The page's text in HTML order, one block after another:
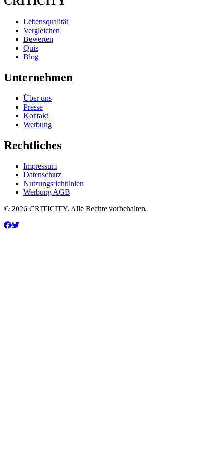
Lebensqualität
Vergleichen
Bewerten
Quiz
Blog
Unternehmen
Über uns
Presse
Kontakt
Werbung
Rechtliches
Impressum
Datenschutz
Nutzungsrichtlinien
Werbung AGB
© 2026 CRITICITY. Alle Rechte vorbehalten.